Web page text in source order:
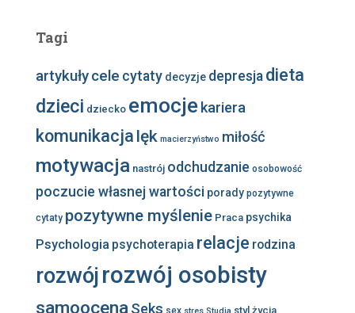
Tagi
artykułycele cytaty decyzje depresja dieta
dzieci dziecko emocje kariera
komunikacja lęk macierzyństwo miłość
motywacja nastrój odchudzanie osobowość
poczucie własnej wartości porady pozytywne
cytaty pozytywne myślenie Praca psychika
Psychologia psychoterapia relacje rodzina
rozwójrozwój osobisty
samoocena Seks sex stres Studia styl życia